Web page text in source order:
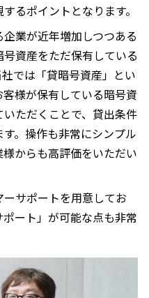
るポイントとなります。
業が近年増加しつつある
資産をただ保有している
では「貸暗号資産」とい
様が保有している暗号資
ただくことで、貸出条件
。操作も非常にシンプル
からも高評価をいただい
サポートを用意してお
ート」が可能な点も非常